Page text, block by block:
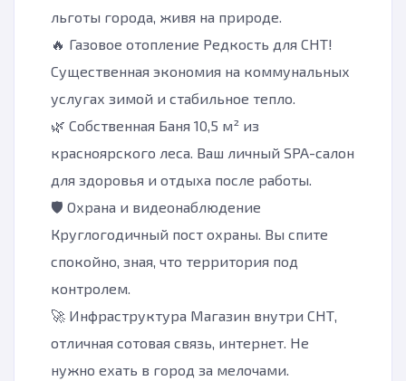
льготы города, живя на природе.
🔥 Газовое отопление Редкость для СНТ!
Существенная экономия на коммунальных
услугах зимой и стабильное тепло.
🌿 Собственная Баня 10,5 м² из
красноярского леса. Ваш личный SPA-салон
для здоровья и отдыха после работы.
🛡️ Охрана и видеонаблюдение
Круглогодичный пост охраны. Вы спите
спокойно, зная, что территория под
контролем.
🚀 Инфраструктура Магазин внутри СНТ,
отличная сотовая связь, интернет. Не
нужно ехать в город за мелочами.